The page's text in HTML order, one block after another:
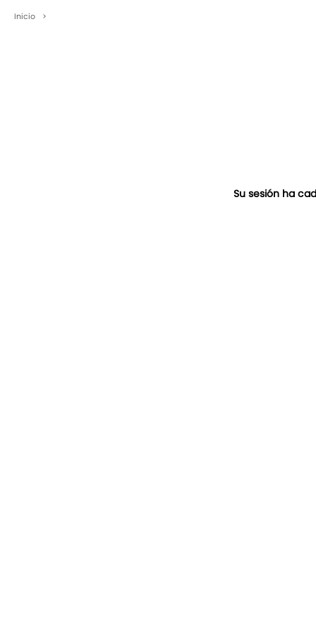
Inicio >
Su sesión ha